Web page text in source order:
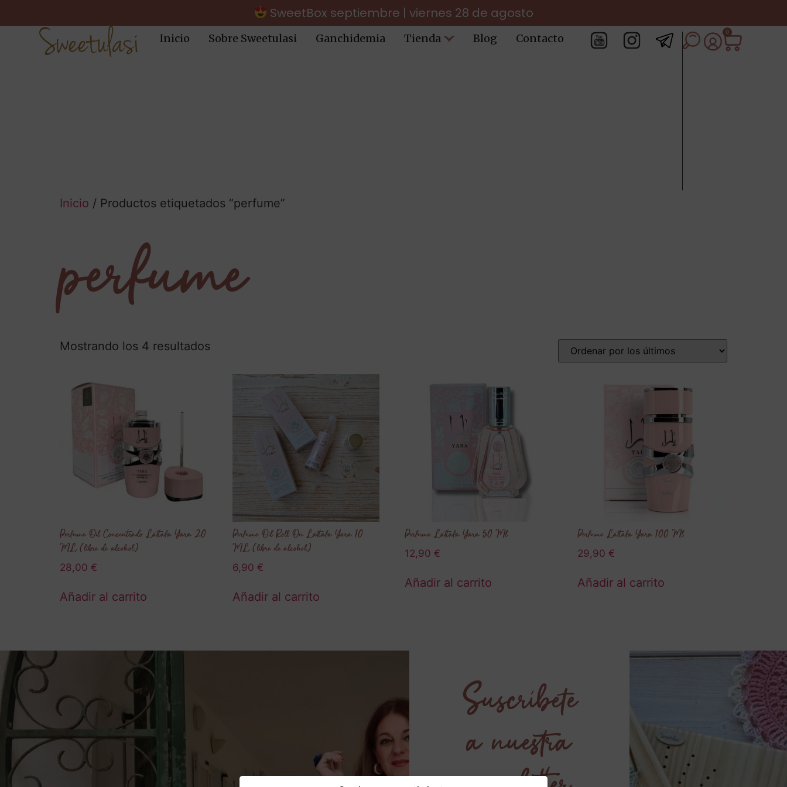
SweetBox septiembre | viernes 28 de agosto
Inicio Sobre Sweetulasi Ganchidemia Tienda Blog Contacto 0
Inicio / Productos etiquetados “perfume”
perfume
Mostrando los 4 resultados
Perfume Oil Concentrado Lattafa Yara 20
ML (libre de alcohol)
28,00 €
Añadir al carrito
Perfume Oil Roll On Lattafa Yara 10
ML (libre de alcohol)
6,90 €
Añadir al carrito
Perfume Lattafa Yara 50 Ml
12,90 €
Añadir al carrito
Perfume Lattafa Yara 100 Ml
29,90 €
Añadir al carrito
Suscríbete
a nuestra